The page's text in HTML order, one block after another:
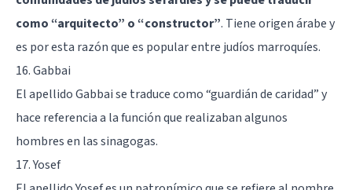
como “arquitecto” o “constructor”. Tiene origen árabe y
es por esta razón que es popular entre judíos marroquíes.
16. Gabbai
El apellido Gabbai se traduce como “guardián de caridad” y
hace referencia a la función que realizaban algunos
hombres en las sinagogas.
17. Yosef